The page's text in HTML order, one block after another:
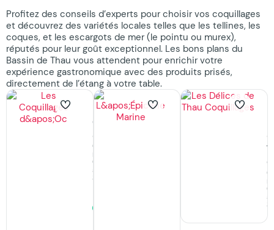
Profitez des conseils d’experts pour choisir vos coquillages
et découvrez des variétés locales telles que les tellines, les
coques, et les escargots de mer (le pointu ou murex),
réputés pour leur goût exceptionnel. Les bons plans du
Bassin de Thau vous attendent pour enrichir votre
expérience gastronomique avec des produits prisés,
directement de l’étang à votre table.
Les
Coquillages
d’Oc
Où
Coquillages
à
Sète
L’Épicerie
Avis
à